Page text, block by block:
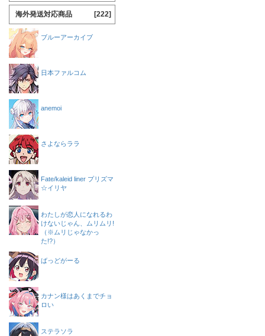
海外発送対応商品 [222]
ブルーアーカイブ
日本ファルコム
anemoi
さよならララ
Fate/kaleid liner プリズマ
☆イリヤ
わたしが恋人になれるわ
けないじゃん、ムリムリ!
（※ムリじゃなかっ
た!?）
ばっどがーる
カナン様はあくまでチョ
ロい
ステラソラ